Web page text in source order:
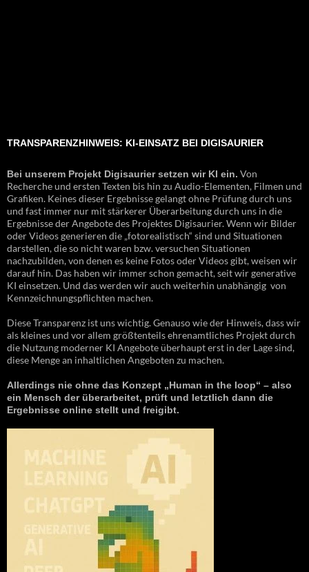
TRANSPARENZHINWEIS: KI-EINSATZ BEI DIGISAURIER
Bei unserem Projekt Digisaurier setzen wir KI ein. Von
Recherche und ersten Texten bis hin zu Audio-Elementen, Filmen und
Grafiken. Keines dieser Ergebnisse gelangt ohne Prüfung durch uns
und fast immer nur mit stärkerer Überarbeitung durch uns in die
Ergebnisse der Angebote des Projektes Digisaurier. Wenn wir Bilder
oder Videos generieren die „fotorealistisch“ sind und Situationen
darstellen, die so nicht waren bzw. versuchen Situationen
nachzubilden, von denen es keine Fotos oder Videos gibt, weisen wir
darauf hin. Das haben wir immer schon gemacht, seit wir generative
KI einsetzen. Und das werden wir auch weiterhin unabhängig von
Kennzeichnungspflichten machen.
Diese Transparenz ist uns wichtig. Genauso wie der Hinweis, dass wir
als kleines und vor allem größtenteils ehrenamtliches Projekt durch
die Nutzung moderner KI Angebote überhaupt erst in der Lage sind,
diese Menge an inhaltlichen Angeboten zu machen.
Allerdings nie ohne das Konzept „Human in the loop“ – also
ein Mensch der überarbeitet, prüft und letztlich dann die
Ergebnisse online stellt und freigibt.